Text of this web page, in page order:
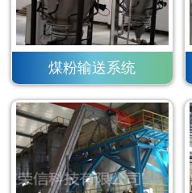
煤粉输送系统